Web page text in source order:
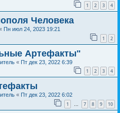
1 2 3 4
Человека
Пн июл 24, 2023 19:21
1 2
Артефакты"
« Пт дек 23, 2022 6:39
1 2 3 4
« Пт дек 23, 2022 6:02
1 … 7 8 9 10